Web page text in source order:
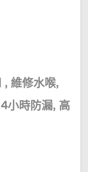
, 維修水喉,
小時防漏, 高